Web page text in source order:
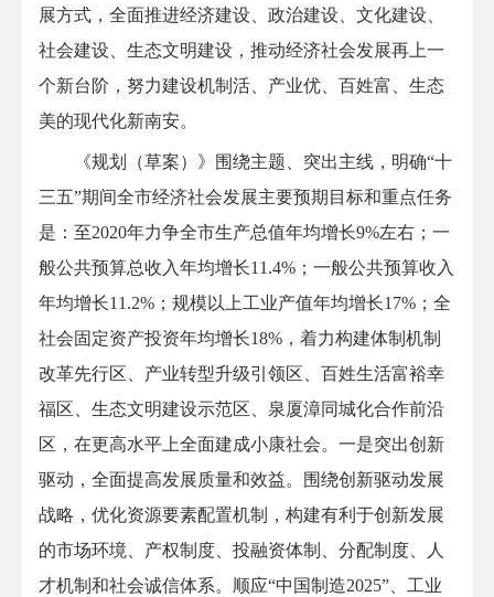
展方式，全面推进经济建设、政治建设、文化建设、
社会建设、生态文明建设，推动经济社会发展再上一
个新台阶，努力建设机制活、产业优、百姓富、生态
美的现代化新南安。
《规划（草案）》围绕主题、突出主线，明确“十
三五”期间全市经济社会发展主要预期目标和重点任务
是：至2020年力争全市生产总值年均增长9%左右；一
般公共预算总收入年均增长11.4%；一般公共预算收入
年均增长11.2%；规模以上工业产值年均增长17%；全
社会固定资产投资年均增长18%，着力构建体制机制
改革先行区、产业转型升级引领区、百姓生活富裕幸
福区、生态文明建设示范区、泉厦漳同城化合作前沿
区，在更高水平上全面建成小康社会。一是突出创新
驱动，全面提高发展质量和效益。围绕创新驱动发展
战略，优化资源要素配置机制，构建有利于创新发展
的市场环境、产权制度、投融资体制、分配制度、人
才机制和社会诚信体系。顺应“中国制造2025”、工业